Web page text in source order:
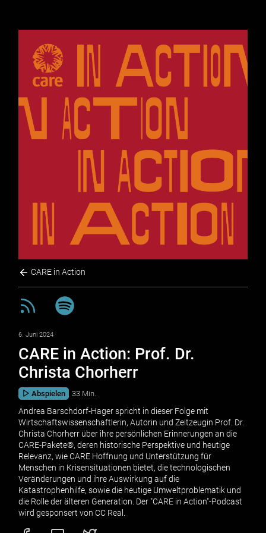
CARE in Action
6. Juni 2024
CARE in Action: Prof. Dr.
Christa Chorherr
Abspielen 33 Min.
Andrea Barschdorf-Hager spricht in dieser Folge mit
Wirtschaftswissenschaftlerin, Autorin und Zeitzeugin Prof. Dr.
Christa Chorherr über ihre persönlichen Erinnerungen an die
CARE-Pakete®, deren historische Perspektive und heutige
Relevanz, wie CARE Hoffnung und Unterstützung für
Menschen in Krisensituationen bietet, die technologischen
Veränderungen und ihre Auswirkung auf die
Katastrophenhilfe, sowie die heutige Umweltproblematik und
die Rolle der älteren Generation. Der "CARE in Action"-Podcast
wird gesponsert von CC Real.